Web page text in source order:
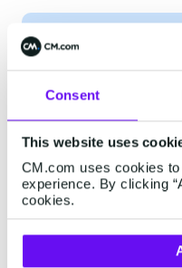
Consent
This website uses
CM.com uses cookies
experience. By clicking
cookies.
Dus waarom
van fysiek
van stapels
verleden laten